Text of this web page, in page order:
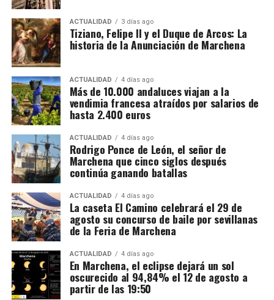
Mientras unos sectores eran demolidos por
considerarse obstáculos para el desarrollo urbano,
otros quedaban incorporados a las nuevas
construcciones.
La dimensión del trabajo policial y tributario queda
reflejada en otro dato: los investigadores analizaron
movimientos relacionados con 173 cuentas
bancarias. A partir de esa documentación detectaron
importantes volúmenes de alcohol procedentes de
depósitos fiscales de otros países de la Unión
Europea, principalmente Países Bajos y Portugal,
destinados posteriormente a depósitos fiscales
españoles.
El mecanismo investigado aprovechaba el régimen
fiscal aplicable a este tipo de mercancías. Las
bebidas eran introducidas mediante empresas que la
investigación denomina “introductoras” y circulaban
en determinadas fases bajo un régimen suspensivo
de IVA e impuestos especiales. Después se sucedían
transmisiones de la mercancía entre diferentes
sociedades instrumentales dentro de los depósitos
fiscales.
ACTUALIDAD 3 días ago
Tiziano, Felipe II y el Duque de Arcos: La
historia de la Anunciación de Marchena
ACTUALIDAD 4 días ago
Más de 10.000 andaluces viajan a la
vendimia francesa atraídos por salarios de
hasta 2.400 euros
ACTUALIDAD 4 días ago
Rodrigo Ponce de León, el señor de
Marchena que cinco siglos después
continúa ganando batallas
ACTUALIDAD 4 días ago
La caseta El Camino celebrará el 29 de
agosto su concurso de baile por sevillanas
de la Feria de Marchena
ACTUALIDAD 4 días ago
En Marchena, el eclipse dejará un sol
oscurecido al 94,84% el 12 de agosto a
partir de las 19:50